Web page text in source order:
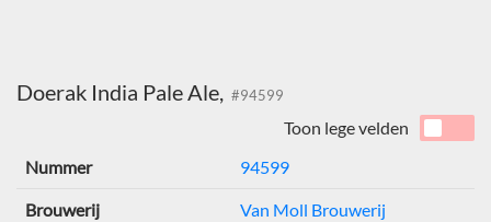
Doerak India Pale Ale, #94599
Toon lege velden
Nummer
94599
Brouwerij Van Moll Brouwerij